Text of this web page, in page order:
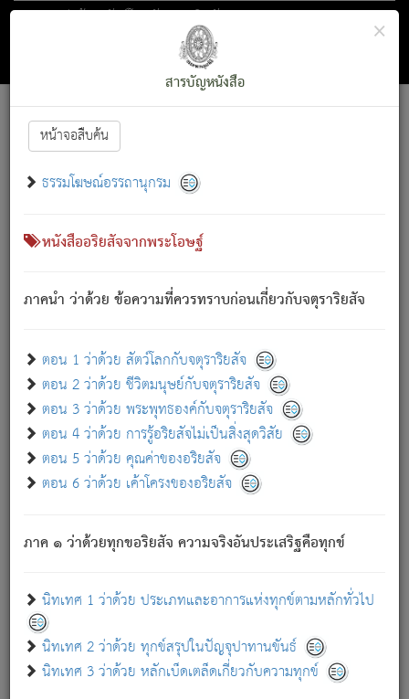
ตอน 1 ว่าด้วย สัตว์โลกกับจตุราริยสัจ
สารบัญ×
สารบัญหนังสือ
หน้าจอสืบค้น
ธรรมโฆษณ์อรรถานุกรม
หนังสืออริยสัจจากพระโอษฐ์
ภาคนำ ว่าด้วย ข้อความที่ควรทราบก่อนเกี่ยวกับจตุราริยสัจ
ตอน 1 ว่าด้วย สัตว์โลกกับจตุราริยสัจ
ตอน 2 ว่าด้วย ชีวิตมนุษย์กับจตุราริยสัจ
ตอน 3 ว่าด้วย พระพุทธองค์กับจตุราริยสัจ
ตอน 4 ว่าด้วย การรู้อริยสัจไม่เป็นสิ่งสุดวิสัย
ตอน 5 ว่าด้วย คุณค่าของอริยสัจ
ตอน 6 ว่าด้วย เค้าโครงของอริยสัจ
ภาค ๑ ว่าด้วยทุกขอริยสัจ ความจริงอันประเสริฐคือทุกข์
นิทเทศ 1 ว่าด้วย ประเภทและอาการแห่งทุกข์ตามหลักทั่วไป
นิทเทศ 2 ว่าด้วย ทุกข์สรุปในปัญจุปาทานขันธ์
นิทเทศ 3 ว่าด้วย หลักเบ็ดเตล็ดเกี่ยวกับความทุกข์
Font :15 ]||
สัตว์โลกนี้ เกิดความเดือดร้อนแล้ว มีผัสสะบังหน้า
เขาสำคัญสิ่งใด โดยความเป็นประการใด แต่สิ่งนั้นย่อมเป็น
(ตามที่เป็นจริง) โดยประการอื่นจากที่เขาสำคัญนั้น
สัตว์โลกติดข้องอยู่ในภพ ถูกภพบังหน้าแล้ว มีภพโดยความ
เป็นอย่างอื่น (จากที่มันเป็นอยู่จริง) จึงได้เพลิดเพลินยิ่งนักในภพ
เขาเพลิดเพลินยิ่งนักในสิ่งใด สิ่งนั้นเป็นภัย (ที่เขาไม่รู้จัก)
เขากลัวต่อสิ่งใดสิ่งนั้นเป็นทุกข์
พรหมจรรย์นี้ อันบุคคลย่อมประพฤติ ก็เพื่อการละขาดซึ่ง
ภพ.
สมณะหรือพราหมณ์เหล่าใด กล่าวความหลุดพ้นจากภพว่า
มีได้เพราะภพ เรากล่าวว่า สมณะหรือพราหมณ์ทั้งปวงนั้น
มิใช่ผู้หลดพ้นจากภพ.
ภพ ว่ามีได้เพราะวิภพ[2]: เรากล่าวว่า สมณะหรือพราหมณ์ทั้ง
ปวงนั้น ก็ยังสลัดภพออกไปไม่ได้.
ก็ทุกข์นี้มีขึ้น เพราะอาศัยซึ่งอุปธิทั้งปวง.
เพราะความสิ้นไปแห่งอุปาทานทั้งปวง ความเกิดขึ้นแห่ง
ทุกข์จึงไม่มี.
ท่านจงดูโลกนี้เถิด (จะเห็นว่า) สัตว์ทั้งหลายอันอวิชาหนา
แน่นบังหนาแล้ว; และว่า สัตว์ผู้ยินดีในภพอันเป็นแล้วนั้น ย่อม